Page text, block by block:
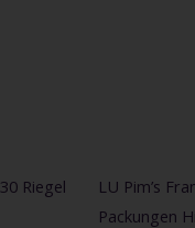
Riegel
LU Pim’s
Packungen